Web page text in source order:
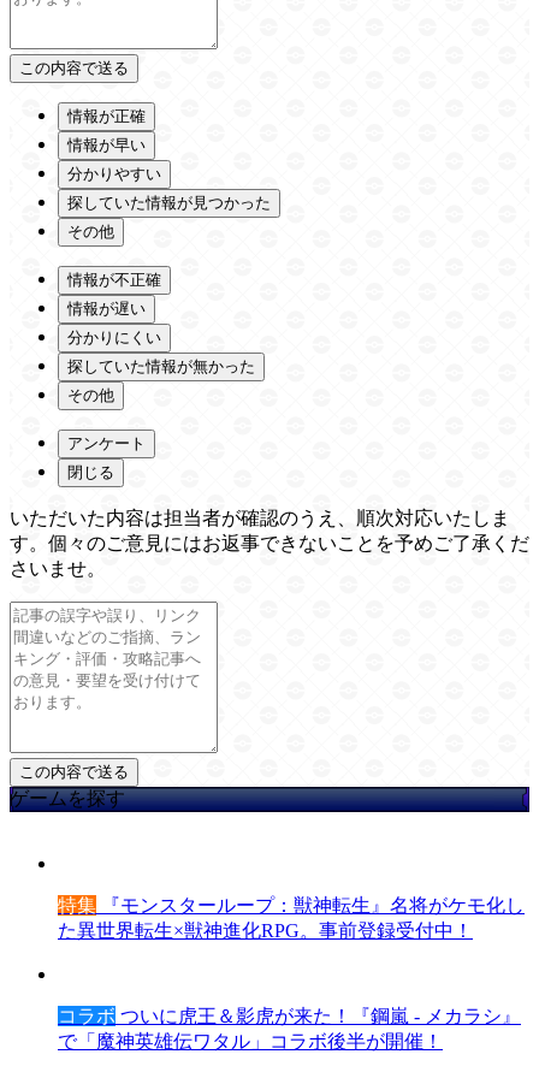
情報が正確
情報が早い
分かりやすい
探していた情報が見つかった
その他
情報が不正確
情報が遅い
分かりにくい
探していた情報が無かった
その他
アンケート
閉じる
いただいた内容は担当者が確認のうえ、順次対応いたしま
す。個々のご意見にはお返事できないことを予めご了承くだ
さいませ。
ゲームを探す
特集 『モンスターループ：獣神転生』名将がケモ化し
た異世界転生×獣神進化RPG。事前登録受付中！
コラボ ついに虎王＆影虎が来た！『鋼嵐 - メカラシ』
で「魔神英雄伝ワタル」コラボ後半が開催！